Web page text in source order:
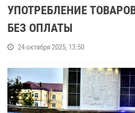
УПОТРЕБЛЕНИЕ
БЕЗ ОПЛАТЫ
24 октября 2025, 13:50